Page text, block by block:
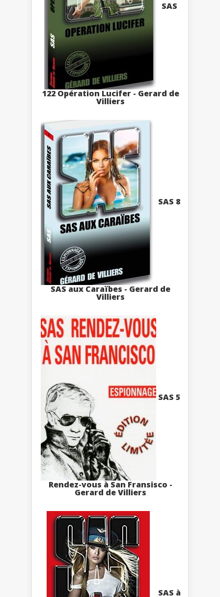
SAS
122 Opération Lucifer - Gerard de
Villiers
SAS 8
SAS aux Caraïbes - Gerard de
Villiers
SAS 5
Rendez-vous à San Fransisco -
Gerard de Villiers
SAS à